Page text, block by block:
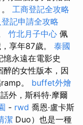
工商登記全攻略
記申請全攻略
竹北月子中心 佩
享年87歲。 泰國
永遠在電影史
的女性版本，因
。 buffet外燴
外，斯科特·摩爾
- rwd 喬恩·盧卡斯
潔 Duo）也是一種